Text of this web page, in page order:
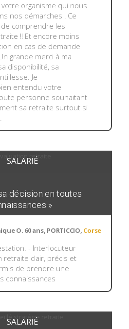
organisme qui nous
nos démarches ! Ce
comprendre les
!! Et encore moins
en cas de demande
grande merci à ma
disponibilité, sa
Je
entendu votre
personne souhaitant
sa retraite surtout si
SALARIÉ
décision en toutes
»
O. 60 ans, PORTICCIO, Corse
- Interlocuteur
retraite clair, précis et
de prendre une
connaissances
SALARIÉ